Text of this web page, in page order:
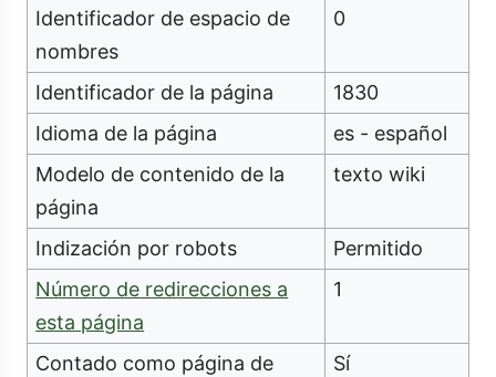
Identificador de espacio de
nombres
0
Identificador de la página
1830
Idioma de la página
es - español
Modelo de contenido de la
página
texto wiki
Indización por robots
Permitido
Número de redirecciones a
esta página
1
Contado como página de
Sí